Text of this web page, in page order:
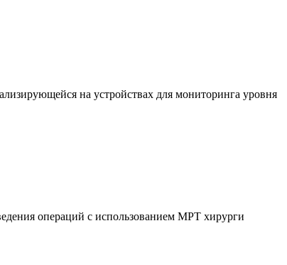
на устройствах для мониторинга уровня
операций с использованием МРТ хирурги